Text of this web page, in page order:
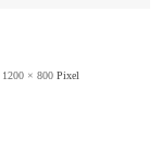
1200 × 800Pixel